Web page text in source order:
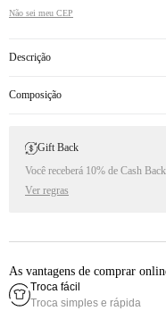
Não sei meu CEP
Descrição
Composição
Gift Back
Você receberá 10% de Cash
Ver regras
As vantagens de comprar
Troca fácil
Troca simples e rápida